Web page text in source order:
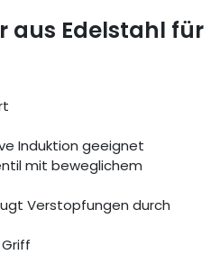
aus Edelstahl für
Induktion geeignet
mit beweglichem
Verstopfungen durch